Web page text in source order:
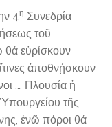
4η Συνεδρία
τοῦ
θά εὑρίσκουν
ἀποθνῄσκουν
.… Πλουσία ἡ
τῆς
ἐνῶ πόροι θά